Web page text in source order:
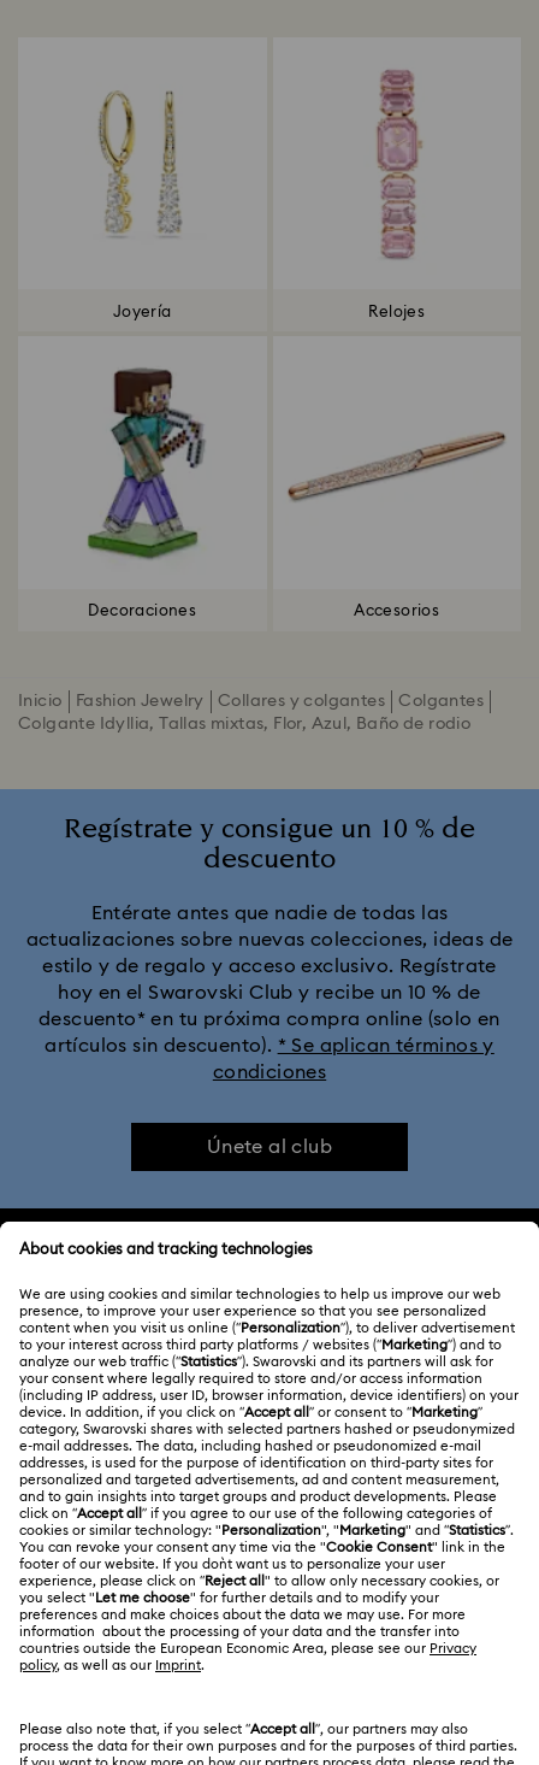
Joyería Relojes
Decoraciones Accesorios
Inicio Fashion Jewelry Collares y colgantes
Colgantes
Colgante Idyllia, Tallas mixtas, Flor, Azul, Baño de rodio
Regístrate y consigue un 10 % de
descuento
Entérate antes que nadie de todas las
actualizaciones sobre nuevas colecciones, ideas de
estilo y de regalo y acceso exclusivo. Regístrate
hoy en el Swarovski Club y recibe un 10 % de
descuento* en tu próxima compra online (solo en
artículos sin descuento). * Se aplican términos y
condiciones
Únete al club
ATENCIÓN AL CLIENTE
Información general del servicio al cliente
Saldo de la tarjeta regalo
Estado de la reparación
Contacto
Guía de tamaños
Buscador de tiendas
ACERCA DE NOSOTROS
Acerca de Swarovski
Trabaja con nosotros
Alumni Community
Para profesionales
Mapa Web
CONDICIONES LEGALES
Condiciones De Uso
Terminos & Condiciones
Política De Privacidad
Pie De Imprenta
Otros países/regiones
English
Deutsch Español Français